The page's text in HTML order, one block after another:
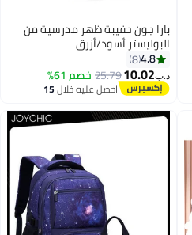
2
بارا جون حقيبة ظهر مدرسية من
البوليستر أسود/أزرق
4.8
8
د.ب‏10.02
25.79خصم 61%
احصل عليه خلال15